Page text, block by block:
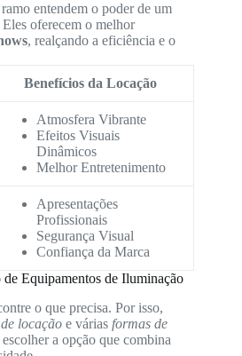
entendem o poder de um
oferecem o melhor
, realçando a eficiência e o
Benefícios da Locação
Atmosfera Vibrante
Efeitos Visuais
Dinâmicos
Melhor Entretenimento
Apresentações
Profissionais
Segurança Visual
Confiança da Marca
de Equipamentos de Iluminação
o que precisa. Por isso,
locação e várias formas de
a opção que combina